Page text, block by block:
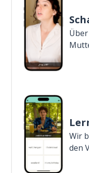
Wir
den